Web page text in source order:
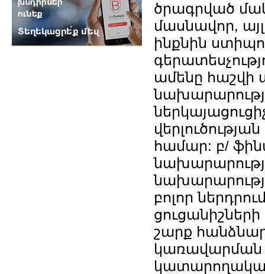
ծրագրված
մասնավոր,
ինքնին
ամենը հաշվի
համար: բ/
բոլոր
շարք
կառավարման